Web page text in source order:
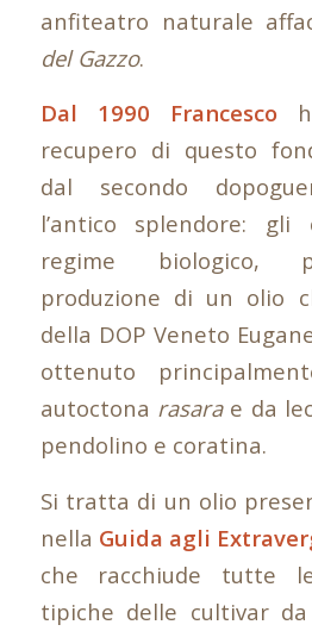
anfiteatro naturale
del Gazzo.
Dal 1990 Francesco
recupero di questo
dal secondo
l’antico splendore:
regime biologico,
produzione di un olio
della DOP Veneto
ottenuto
autoctona rasarae da
pendolino e coratina.
Si tratta di un olio
nella Guida agli
che racchiude tutte
tipiche delle cultivar